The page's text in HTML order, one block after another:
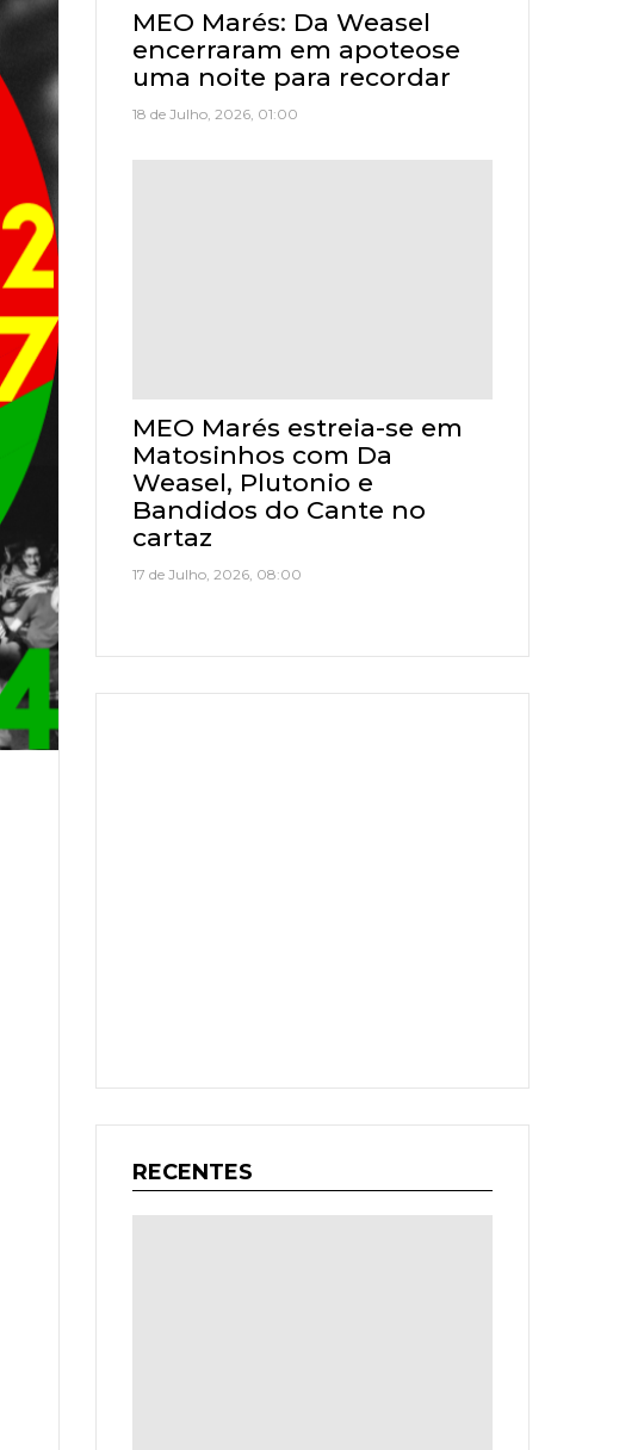
MEO Marés: Da Weasel
encerraram em apoteose
uma noite para recordar
18 de Julho, 2026, 01:00
MEO Marés estreia-se em
Matosinhos com Da
Weasel, Plutonio e
Bandidos do Cante no
cartaz
17 de Julho, 2026, 08:00
RECENTES